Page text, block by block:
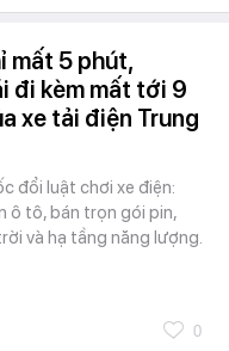
mất 5 phút,
đi kèm mất tới 9
xe tải điện Trung
đổi luật chơi xe điện:
ô tô, bán trọn gói pin,
và hạ tầng năng lượng.
0